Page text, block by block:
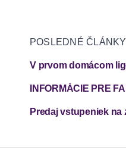
POSLEDNÉ ČLÁNKY